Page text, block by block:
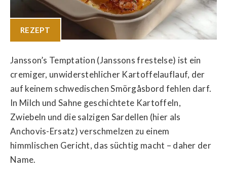
REZEPT
Jansson’s Temptation (Janssons frestelse) ist ein
cremiger, unwiderstehlicher Kartoffelauflauf, der
auf keinem schwedischen Smörgåsbord fehlen darf.
In Milch und Sahne geschichtete Kartoffeln,
Zwiebeln und die salzigen Sardellen (hier als
Anchovis-Ersatz) verschmelzen zu einem
himmlischen Gericht, das süchtig macht – daher der
Name.